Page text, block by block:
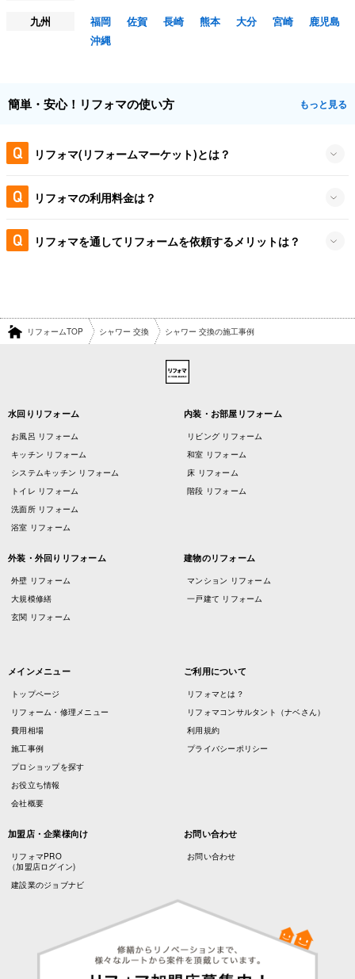
九州
福岡 佐賀 長崎 熊本 大分 宮崎
鹿児島
沖縄
簡単・安心！リフォマの使い方 もっと見る
リフォマ(リフォームマーケット)とは？
リフォマの利用料金は？
リフォマを通してリフォームを依頼するメリットは？
リフォームTOP シャワー 交換 シャワー 交換の施工事例
水回りリフォーム
お風呂 リフォーム
キッチン リフォーム
システムキッチン リフォーム
トイレ リフォーム
洗面所 リフォーム
浴室 リフォーム
内装・お部屋リフォーム
リビング リフォーム
和室 リフォーム
床 リフォーム
階段 リフォーム
外装・外回りリフォーム
外壁 リフォーム
大規模修繕
玄関 リフォーム
建物のリフォーム
マンション リフォーム
一戸建て リフォーム
メインメニュー
トップページ
リフォーム・修理メニュー
費用相場
施工事例
プロショップを探す
お役立ち情報
会社概要
ご利用について
リフォマとは？
リフォマコンサルタント（ナベさん）
利用規約
プライバシーポリシー
加盟店・企業様向け
リフォマPRO
（加盟店ログイン)
建設業のジョブナビ
お問い合わせ
お問い合わせ